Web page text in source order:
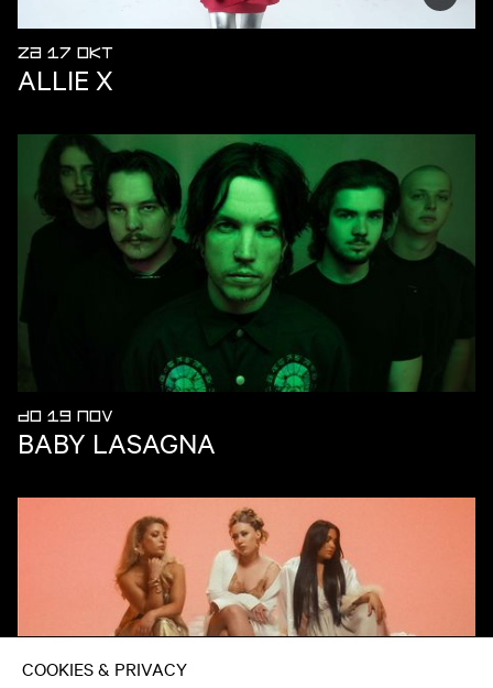
ZA 17 OKT
ALLIE X
DO 19 NOV
BABY LASAGNA